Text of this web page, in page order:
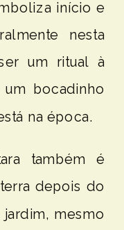
início e
nesta
um ritual à
bocadinho
na época.
também é
depois do
mesmo